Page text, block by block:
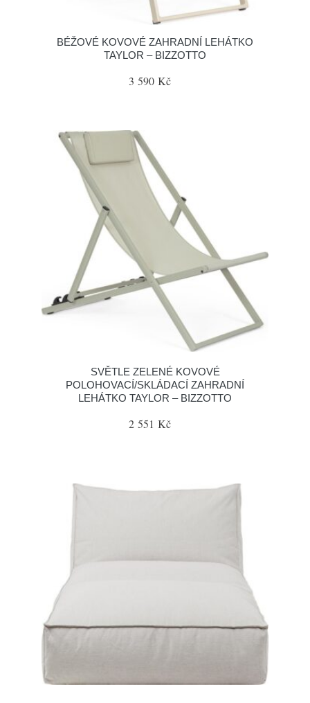
BÉŽOVÉ KOVOVÉ ZAHRADNÍ LEHÁTKO
TAYLOR – BIZZOTTO
3 590 Kč
SVĚTLE ZELENÉ KOVOVÉ
POLOHOVACÍ/SKLÁDACÍ ZAHRADNÍ
LEHÁTKO TAYLOR – BIZZOTTO
2 551 Kč